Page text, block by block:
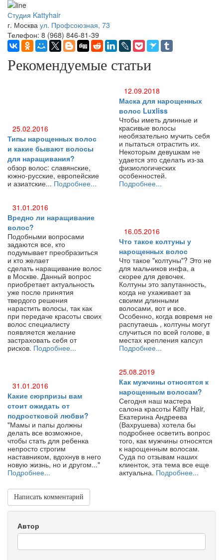
Студия Kattyhair
г. Москва ул. Профсоюзная, 73
Телефон: 8 (968) 846-81-39
Рекомендуемые статьи
25.02.2016
Типы нарощенных волос
и какие бывают волосы
для наращивания?
обзор волос: славянские,
южно-русские, европейские
и азиатские... Подробнее...
12.09.2018
Маска для нарощенных
волос Luxliss
Чтобы иметь длинные и
красивые волосы
необязательно мучить себя
и пытаться отрастить их.
Некоторым девушкам не
удается это сделать из-за
физиологических
особенностей.
Подробнее...
31.01.2016
Вредно ли наращивание
волос?
Подобными вопросами
задаются все, кто
подумывает преобразиться
и кто желает
сделать наращивание волос
в Москве. Данный вопрос
приобретает актуальность
уже после принятия
твердого решения
нарастить волосы, так как
при передаче красоты своих
волос специалисту
появляется желание
застраховать себя от
рисков. Подробнее...
16.05.2016
Что такое колтуны у
нарощенных волос
Что такое "колтуны"? Это не
для мальчиков инфа, а
скорее для девочек.
Колтуны это запутанность,
когда не ухаживает за
своими длинными
волосами, вот и все.
Особенно, когда вовремя не
распутаешь , колтуны могут
случиться по всей голове, в
местах крепления капсул
Подробнее...
31.01.2016
Какие сюрпризы вам
стоит ожидать от
подростковой любви?
"Мамы и папы должны
делать все возможное,
чтобы стать для ребенка
непросто строгим
наставником, вдохнув в него
новую жизнь, но и другом..."
Подробнее...
25.08.2019
Как мужчины относятся к
нарощенным волосам?
Сегодня наш мастера
салона красоты Katty Hair,
Екатерина Андреева
(Вахрушева) хотела бы
подробнее осветить вопрос
того, как мужчины относятся
к нарощенным волосам.
Суда по отзывам наших
клиенток, эта тема все еще
актуальна. Подробнее...
Написать комментарий
Автор